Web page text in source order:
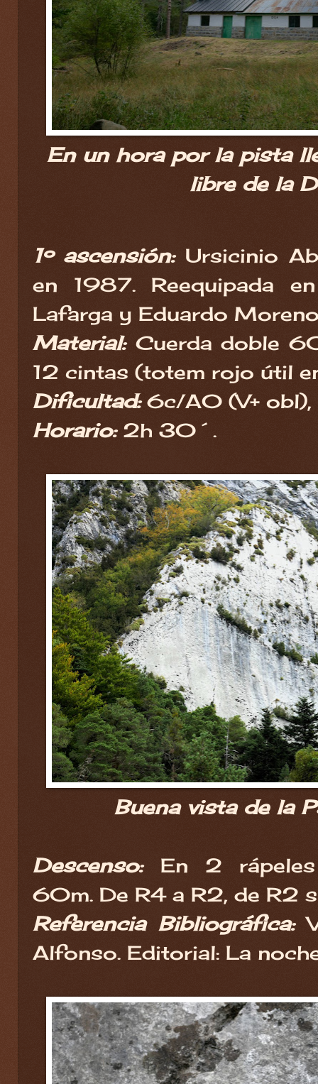
En un hora por la pista
libre de la
1º ascensión: Ursicinio
en 1987. Reequipada
Lafarga y Eduardo
Material: Cuerda doble
12 cintas (totem rojo útil
Dificultad:6c/A0 (V+ obl),
Horario:2h 30´.
Buena vista de la
Descenso: En 2
60m. De R4 a R2, de R2
Referencia Bibliográfica:
Alfonso. Editorial: La